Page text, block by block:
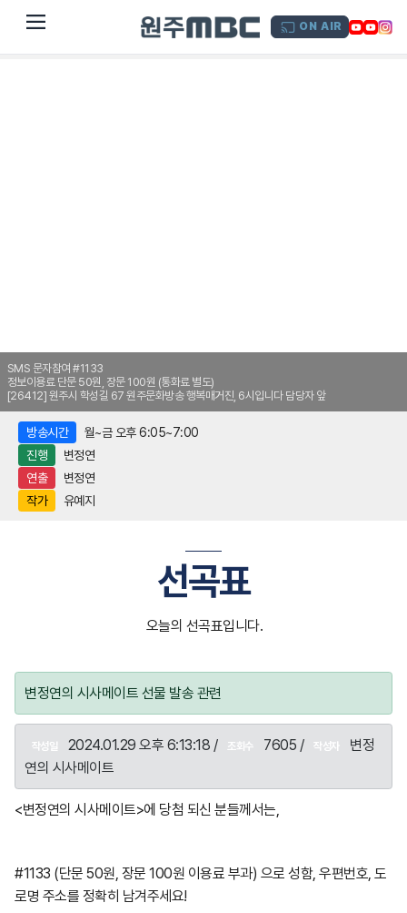
dehaze ON AIR
SMS 문자참여 #1133
정보이용료 단문 50원, 장문 100원 (통화료 별도)
[26412] 원주시 학성길 67 원주문화방송 행복매거진, 6시입니다 담당자 앞
방송시간
월~금 오후 6:05~7:00
진행
변정연
연출
변정연
작가
유예지
선곡표
오늘의 선곡표입니다.
변정연의 시사메이트 선물 발송 관련
작성일 2024.01.29 오후 6:13:18 / 조회수 7605 / 작성자
변정
연의 시사메이트
<변정연의 시사메이트>에 당첨 되신 분들께서는,
#1133 (단문 50원, 장문 100원 이용료 부과) 으로 성함, 우편번호, 도
로명 주소를 정확히 남겨주세요!